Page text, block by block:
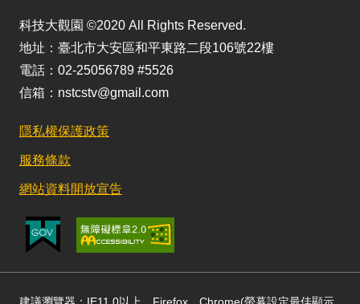
科技大觀園 ©2020 All Rights Reserved.
地址：臺北市大安區和平東路二段106號22樓
電話：02-25056789 #5526
信箱：nstcstv@gmail.com
隱私權保護政策
服務條款
網站資料開放宣告